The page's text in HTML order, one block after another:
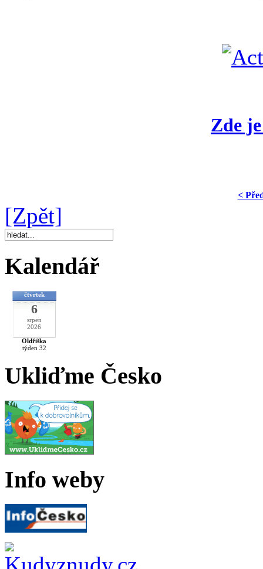
Zde
<
[Zpět]
Kalendář
čtvrtek
6
srpen
2026
Oldřiška
týden 32
Ukliďme Česko
Info weby